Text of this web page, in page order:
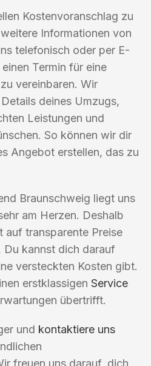
Kostenvoranschlag zu
Informationen von
telefonisch oder per E-
Termin für eine
vereinbaren. Wir
deines Umzugs,
Leistungen und
So können wir dir
Angebot erstellen, das zu
Braunschweig liegt uns
am Herzen. Deshalb
auf transparente Preise
Du kannst dich darauf
versteckten Kosten gibt.
erstklassigen Service
übertrifft.
und kontaktiere uns
freuen uns darauf, dich